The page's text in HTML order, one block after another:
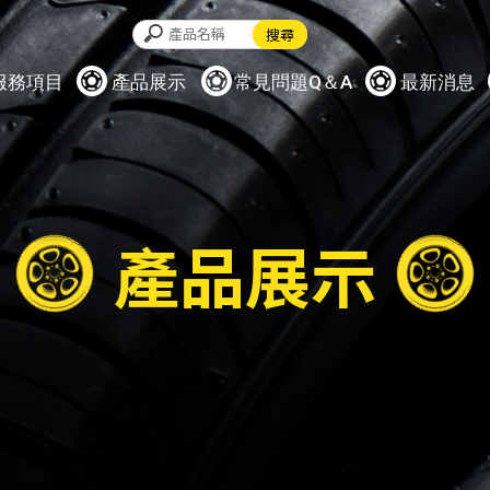
務項目 產品展示 常見問題Q＆A 最新消息
產品展示